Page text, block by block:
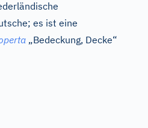
es ist eine
„Bedeckung, Decke“